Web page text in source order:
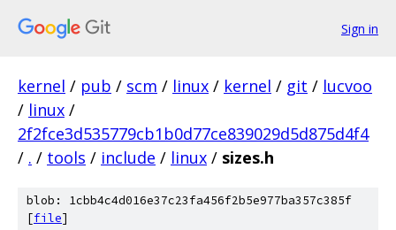
Sign in
kernel / pub / scm / linux / kernel / git / lucvoo
/ linux /
2f2fce3d535779cb1b0d77ce839029d5d875d4f4
/ . / tools / include / linux / sizes.h
blob: 1cbb4c4d016e37c23fa456f2b5e977ba357c385f
[file]